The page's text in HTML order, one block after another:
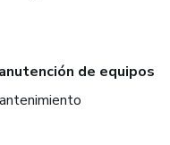
de equipos